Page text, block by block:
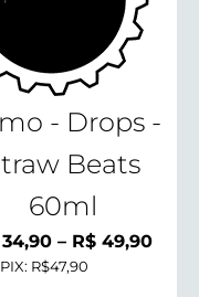
- Drops -
Beats
60ml
34,90 – R$ 49,90
R$47,90